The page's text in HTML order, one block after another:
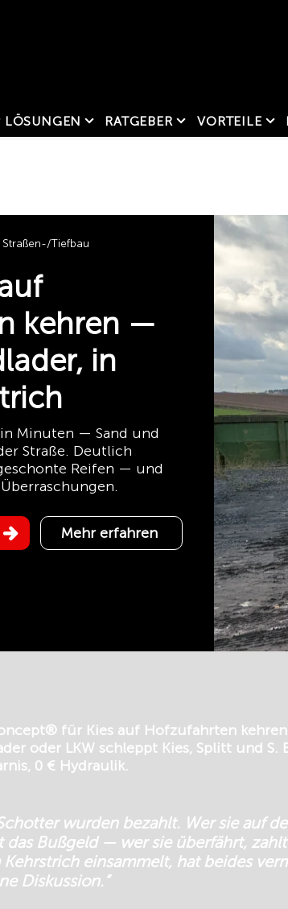
LÖSUNGEN RATGEBER VORTEILE
Tiefbau
kehren —
in
Minuten — Sand und
Straße. Deutlich
Reifen — und
Mehr erfahren
für Kies auf Hofzufahrten
oder LKW schleppt Kies, Splitt und S.
0 € Hydraulik.
wurden bezahlt. Wer sie auf
das Bußgeld — wer sie überfährt,
Kehrstrich einsammelt, hat beides
Diskussion.“